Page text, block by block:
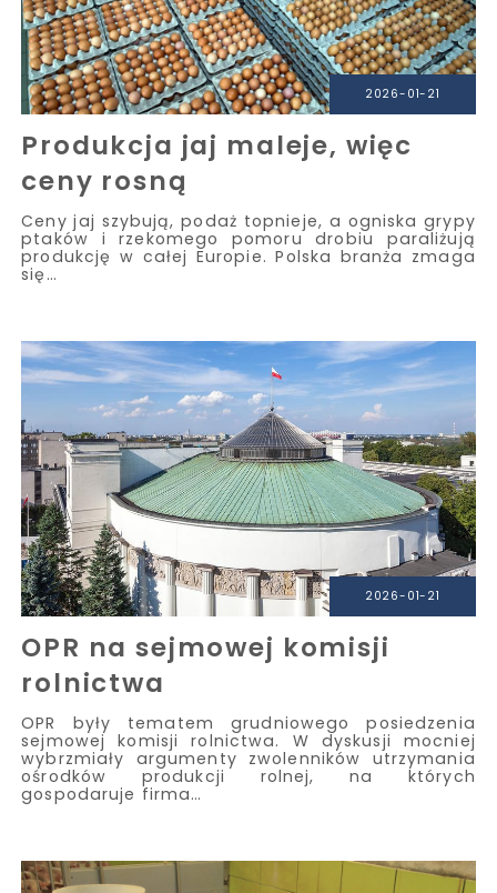
2026-01-21
Produkcja jaj maleje, więc
ceny rosną
Ceny jaj szybują, podaż topnieje, a ogniska grypy
ptaków i rzekomego pomoru drobiu paraliżują
produkcję w całej Europie. Polska branża zmaga
się…
2026-01-21
OPR na sejmowej komisji
rolnictwa
OPR były tematem grudniowego posiedzenia
sejmowej komisji rolnictwa. W dyskusji mocniej
wybrzmiały argumenty zwolenników utrzymania
ośrodków produkcji rolnej, na których
gospodaruje firma…